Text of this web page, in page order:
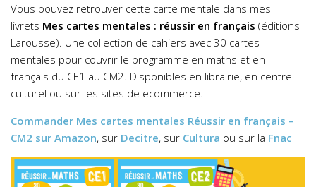
Vous pouvez retrouver cette carte mentale dans mes
livrets Mes cartes mentales : réussir en français (éditions
Larousse). Une collection de cahiers avec 30 cartes
mentales pour couvrir le programme en maths et en
français du CE1 au CM2. Disponibles en librairie, en centre
culturel ou sur les sites de ecommerce.
Commander Mes cartes mentales Réussir en français –
CM2 sur Amazon, sur Decitre, sur Cultura ou sur la Fnac